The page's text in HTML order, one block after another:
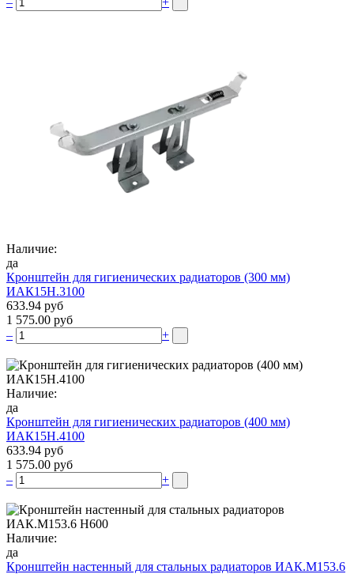
Наличие:
да
Кронштейн для гигиенических радиаторов (300 мм)
ИАК15Н.3100
633.94 руб
1 575.00 руб
–
+
Наличие:
да
Кронштейн для гигиенических радиаторов (400 мм)
ИАК15Н.4100
633.94 руб
1 575.00 руб
–
+
Наличие:
да
Кронштейн настенный для стальных радиаторов ИАК.М153.6